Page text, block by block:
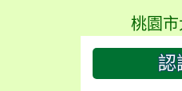
桃園
認